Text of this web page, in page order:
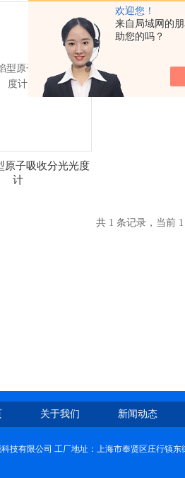
欢迎您！
来自局域网的
助您的吗？
原子吸收分光光度
计
共 1 条记录，当前
关于我们 新闻动态
技有限公司 工厂地址：上海市奉贤区庄行镇东